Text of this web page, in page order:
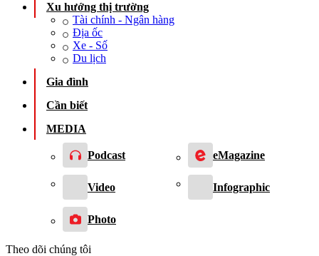
Xu hướng thị trường
Tài chính - Ngân hàng
Địa ốc
Xe - Số
Du lịch
Gia đình
Cần biết
MEDIA
Podcast eMagazine
Video Infographic
Photo
Theo dõi chúng tôi